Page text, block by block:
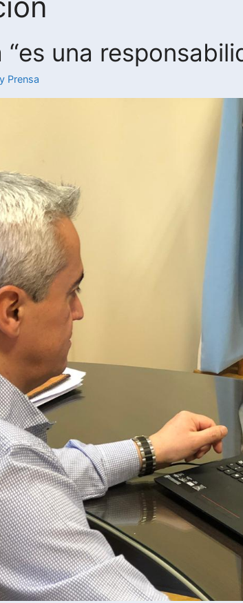
“es una
Prensa